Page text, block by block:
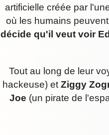
artificielle créée par
où les humains peuvent
décide qu'il veut voir
Tout au long de leur
hackeuse) et Ziggy
Joe (un pirate de